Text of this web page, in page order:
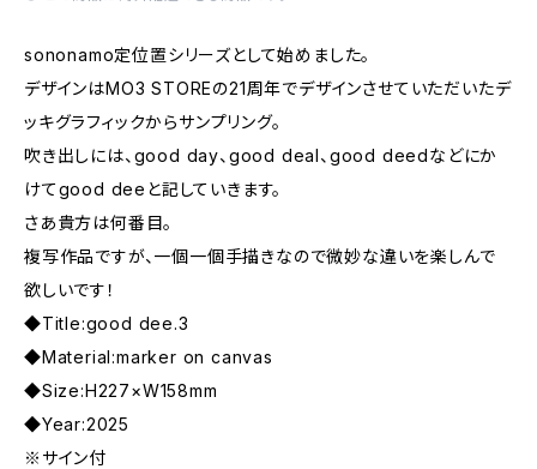
sononamo定位置シリーズとして始めました。
デザインはMO3 STOREの21周年でデザインさせていただいたデ
ッキグラフィックからサンプリング。
吹き出しには、good day、good deal、good deedなどにか
けてgood deeと記していきます。
さあ貴方は何番目。
複写作品ですが、一個一個手描きなので微妙な違いを楽しんで
欲しいです！
◆Title:good dee.3
◆Material:marker on canvas
◆Size:H227×W158mm
◆Year:2025
※サイン付